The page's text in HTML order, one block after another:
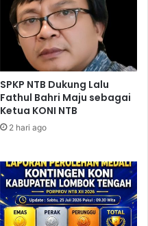
SPKP NTB Dukung Lalu
Fathul Bahri Maju sebagai
Ketua KONI NTB
2 hari ago